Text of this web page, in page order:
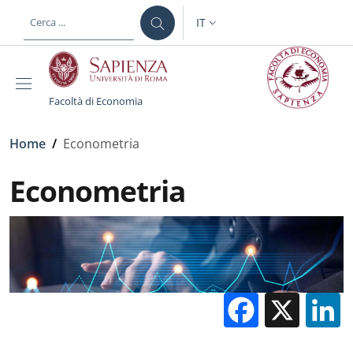
al contenuto principale
SELETTORE LINGUA:
IT
Facoltà di Economia
Briciole di pane
Home / Econometria
Econometria
X